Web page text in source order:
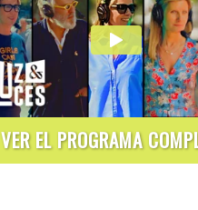
VER EL PROGRAMA